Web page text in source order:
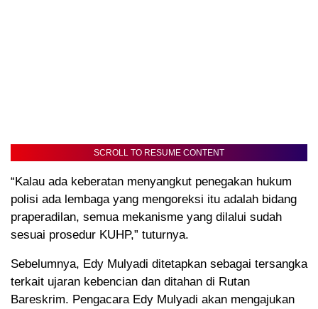
SCROLL TO RESUME CONTENT
“Kalau ada keberatan menyangkut penegakan hukum
polisi ada lembaga yang mengoreksi itu adalah bidang
praperadilan, semua mekanisme yang dilalui sudah
sesuai prosedur KUHP,” tuturnya.
Sebelumnya, Edy Mulyadi ditetapkan sebagai tersangka
terkait ujaran kebencian dan ditahan di Rutan
Bareskrim. Pengacara Edy Mulyadi akan mengajukan